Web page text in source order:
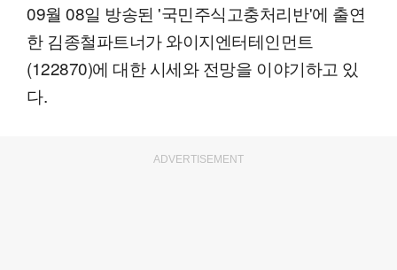
09월 08일 방송된 '국민주식고충처리반'에 출연
한 김종철파트너가 와이지엔터테인먼트
(122870)에 대한 시세와 전망을 이야기하고 있
다.
ADVERTISEMENT